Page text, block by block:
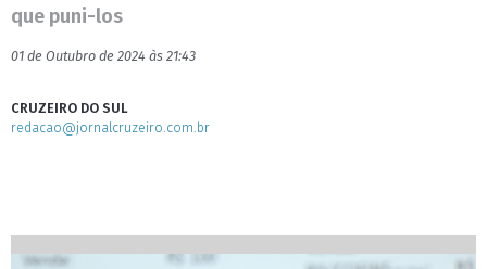
que puni-los
01 de Outubro de 2024 às 21:43
CRUZEIRO DO SUL
redacao@jornalcruzeiro.com.br